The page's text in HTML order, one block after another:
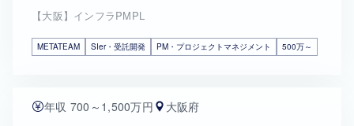
【大阪】インフラPMPL
METATEAM SIer・受託開発 PM・プロジェクトマネジメント 500万～
年収 700～1,500万円 大阪府